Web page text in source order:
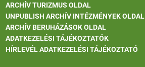
ARCHÍV TURIZMUS OLDAL
UNPUBLISH ARCHÍV INTÉZMÉNYEK OLDAL
ARCHÍV BERUHÁZÁSOK OLDAL
ADATKEZELÉSI TÁJÉKOZTATÓK
HÍRLEVÉL ADATKEZELÉSI TÁJÉKOZTATÓ